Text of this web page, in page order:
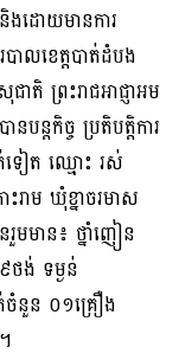
ងដោយមានការ
ាលខេត្តបាត់ដំបង
តិ ព្រះរាជអាជ្ញាអម
ន្តកិច្ច ប្រតិបត្តិការ
ទៀត ឈ្មោះ រស់
ាម ឃុំខ្នាចរមាស
មមាន៖ ថ្នាំញៀន
ថង់ ទម្ងន់
ចំនួន ០១គ្រឿង